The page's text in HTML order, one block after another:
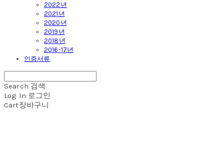
2022년
2021년
2020년
2019년
2018년
2016-17년
인증서류
Search 검색
Log In 로그인
Cart장바구니